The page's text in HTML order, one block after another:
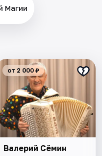
Магии
от 2 000 ₽
Валерий Сёмин